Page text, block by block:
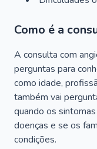
Como é a
A consulta com
perguntas para
como idade,
também vai
quando os
doenças e se os
condições.